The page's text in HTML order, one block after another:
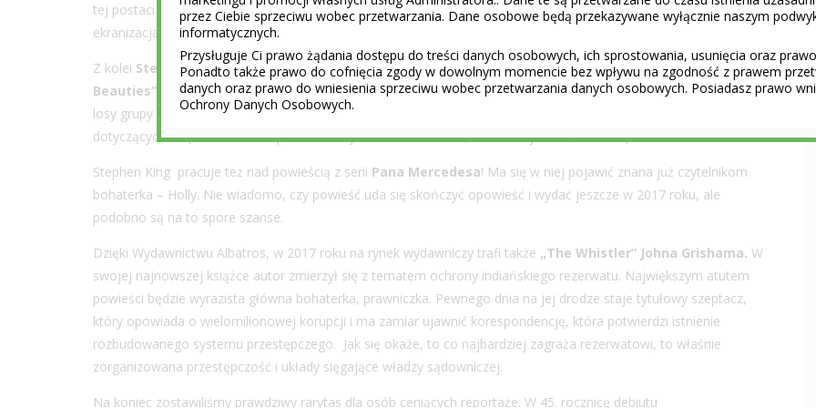
tej postaci – Michaela Fassbendera, będzie też można zobaczyć na wielkim ekranie. Wkrótce w kinach pojawi się
ekranizacja „Pierwszego śniegu”.
Z kolei Stephen Kingzdradził, że możemy spodziewać się nawet dwóch jego książek. Pierwszą, „Sleeping
Beauties” , napisał wspólnie ze swoim synem, Owenem Kingiem. Historia zapowiada się obiecująco – przedstawia
losy grupy kobiet osadzonych w amerykańskim więzieniu w zachodniej części stanu Wirginia. Szczegółów
dotyczących książki żaden z współautorów jeszcze nie zdradził, wiadomo jednak, że nie będzie to horror.
Stephen King pracuje też nad powieścią z serii Pana Mercedesa! Ma się w niej pojawić znana już czytelnikom
bohaterka – Holly. Nie wiadomo, czy powieść uda się skończyć opowieść i wydać jeszcze w 2017 roku, ale
podobno są na to spore szanse.
Dzięki Wydawnictwu Albatros, w 2017 roku na rynek wydawniczy trafi także „The Whistler” Johna Grishama. W
swojej najnowszej książce autor zmierzył się z tematem ochrony indiańskiego rezerwatu. Największym atutem
powieści będzie wyrazista główna bohaterka, prawniczka. Pewnego dnia na jej drodze staje tytułowy szeptacz,
który opowiada o wielomilionowej korupcji i ma zamiar ujawnić korespondencję, która potwierdzi istnienie
rozbudowanego systemu przestępczego. Jak się okaże, to co najbardziej zagraża rezerwatowi, to właśnie
zorganizowana przestępczość i układy sięgające władzy sądowniczej.
Na koniec zostawiliśmy prawdziwy rarytas dla osób ceniących reportaże. W 45. rocznicę debiutu
przez Ciebie sprzeciwu wobec przetwarzania. Dane osobowe będą przekazywane wyłącznie naszym
informatycznych.
Przysługuje Ci prawo żądania dostępu do treści danych osobowych, ich sprostowania, usunięcia oraz
Ponadto także prawo do cofnięcia zgody w dowolnym momencie bez wpływu na zgodność z prawem
danych oraz prawo do wniesienia sprzeciwu wobec przetwarzania danych osobowych. Posiadasz prawo
Ochrony Danych Osobowych.